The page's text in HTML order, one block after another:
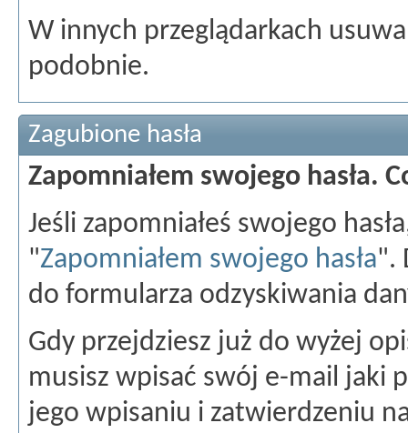
W innych przeglądarkach
podobnie.
Zagubione hasła
Zapomniałem swojego hasła.
Jeśli zapomniałeś swojego
"Zapomniałem swojego hasła".
do formularza odzyskiwania
Gdy przejdziesz już do wyżej
musisz wpisać swój e-mail jaki
jego wpisaniu i zatwierdzeniu